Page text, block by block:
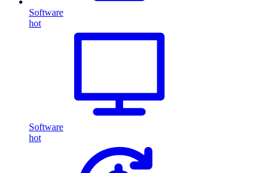
Software
hot
Software
hot